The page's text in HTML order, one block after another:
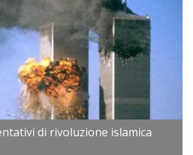
di rivoluzione islamica